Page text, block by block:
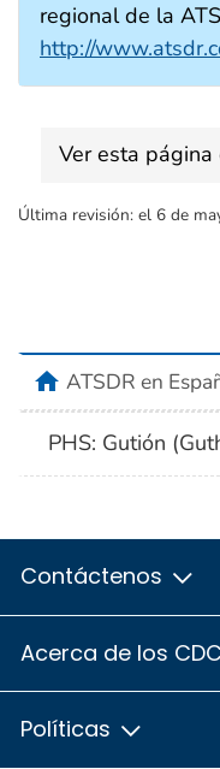
regional de la
http://
Ver esta página
Última revisión: el 6 de
homeATSDR en
PHS: Gutión
Contáctenos
Acerca de los CDC
Políticas